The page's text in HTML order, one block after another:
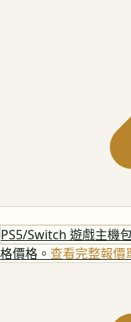
PS5/Switch 遊戲主機
格價格。 查看完整報價